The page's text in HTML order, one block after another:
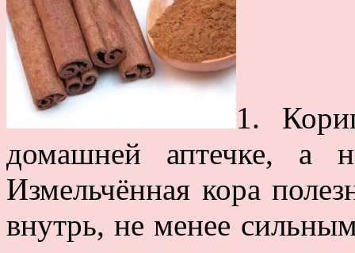
1.
домашней аптечке, а
Измельчённая кора
внутрь, не менее